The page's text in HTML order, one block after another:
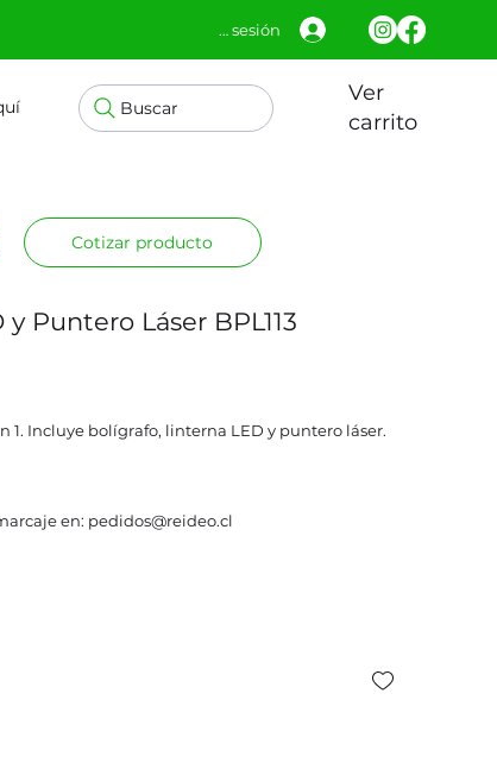
Buscar
Ver
carrito
Iniciar sesión
Puntero Láser BPL113
Incluye bolígrafo, linterna LED y puntero láser.
en: pedidos@reideo.cl
Cotizar producto